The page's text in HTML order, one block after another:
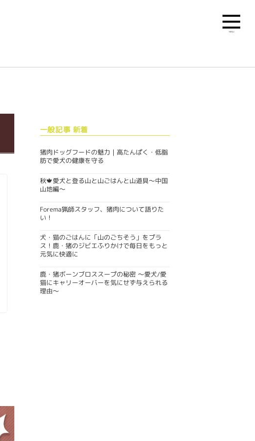
MENU
一般記事 新着
猪肉ドッグフードの魅力｜高たんぱく・低脂
肪で愛犬の健康を守る
秋🍁愛犬と登る山と山ごはんと山道具〜中国
山地編〜
Forema猟師スタッフ、猪肉について語りた
い！
犬・猫のごはんに「山のごちそう」をプラ
ス！鹿・猪のジビエふりかけで毎日をもっと
元気に快適に
鹿・猪ボーンブロススープの秘密 〜愛犬/愛
猫にキャリーオーバーを気にせず与えられる
理由〜